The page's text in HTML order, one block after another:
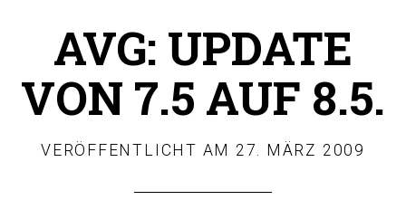
AVG: UPDATE
VON 7.5 AUF 8.5.
VERÖFFENTLICHT AM 27. MÄRZ 2009